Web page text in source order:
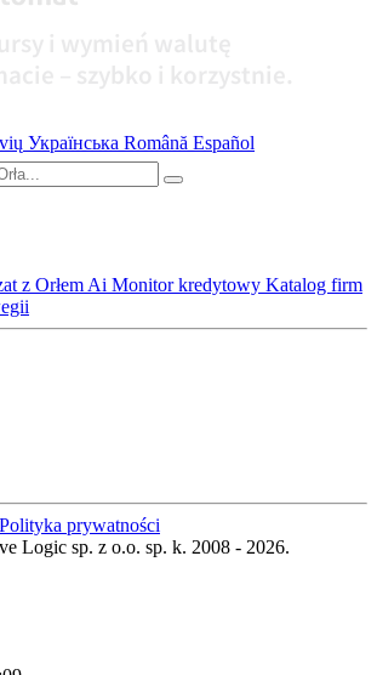
Українська Română Español
z Orłem Ai Monitor kredytowy Katalog firm
Polityka prywatności
Logic sp. z o.o. sp. k. 2008 - 2026.